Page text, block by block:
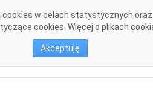
w celach statystycznych
cookies. Więcej o plikach
Akceptuję